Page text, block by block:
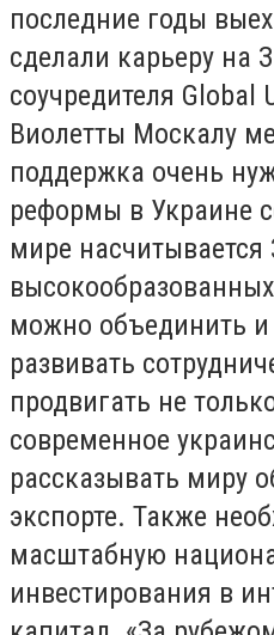
последние годы
сделали карьеру на
соучредителя Global
Виолетты Москалу
поддержка очень
реформы в Украине
мире насчитывается
можно объединить
развивать
продвигать не
современное
рассказывать миру
экспорте. Также
масштабную
инвестирования в